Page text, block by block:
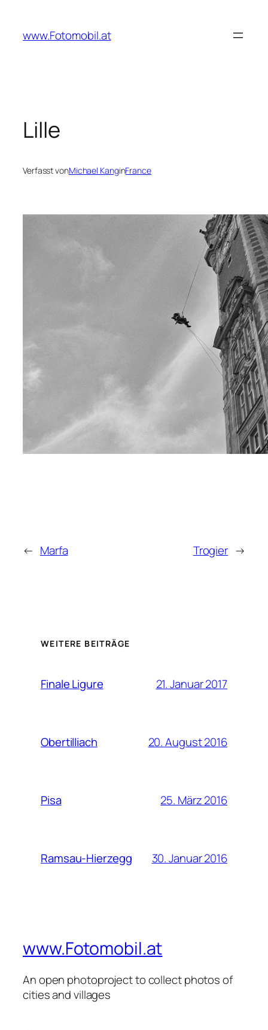
springen
www.Fotomobil.at
Lille
Verfasst vonMichael KanginFrance
← Marfa Trogier →
WEITERE BEITRÄGE
Finale Ligure 21. Januar 2017
Obertilliach 20. August 2016
Pisa 25. März 2016
Ramsau-Hierzegg 30. Januar 2016
www.Fotomobil.at
An open photoproject to collect photos of
cities and villages